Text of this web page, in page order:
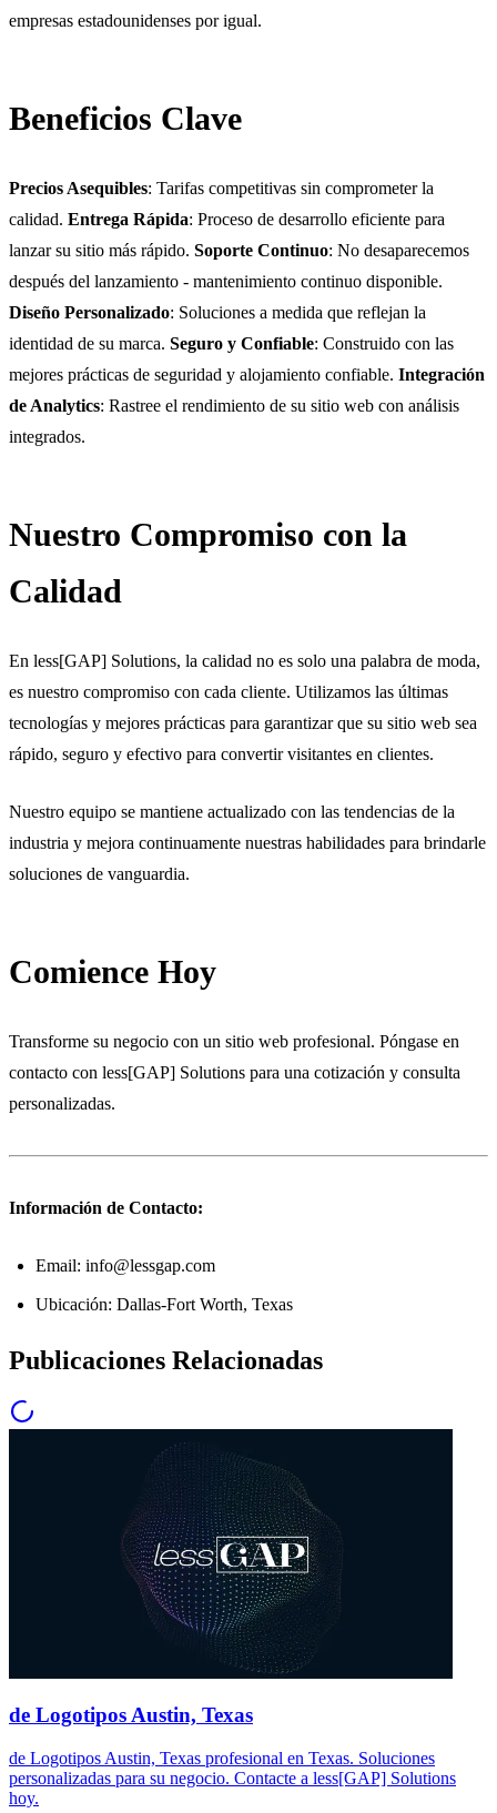
empresas estadounidenses por igual.
Beneficios Clave
Precios Asequibles: Tarifas competitivas sin comprometer la
calidad. Entrega Rápida: Proceso de desarrollo eficiente para
lanzar su sitio más rápido. Soporte Continuo: No desaparecemos
después del lanzamiento - mantenimiento continuo disponible.
Diseño Personalizado: Soluciones a medida que reflejan la
identidad de su marca. Seguro y Confiable: Construido con las
mejores prácticas de seguridad y alojamiento confiable. Integración
de Analytics: Rastree el rendimiento de su sitio web con análisis
integrados.
Nuestro Compromiso con la
Calidad
En less[GAP] Solutions, la calidad no es solo una palabra de moda,
es nuestro compromiso con cada cliente. Utilizamos las últimas
tecnologías y mejores prácticas para garantizar que su sitio web sea
rápido, seguro y efectivo para convertir visitantes en clientes.
Nuestro equipo se mantiene actualizado con las tendencias de la
industria y mejora continuamente nuestras habilidades para brindarle
soluciones de vanguardia.
Comience Hoy
Transforme su negocio con un sitio web profesional. Póngase en
contacto con less[GAP] Solutions para una cotización y consulta
personalizadas.
Información de Contacto:
Email: info@lessgap.com
Ubicación: Dallas-Fort Worth, Texas
Publicaciones Relacionadas
de Logotipos Austin, Texas
de Logotipos Austin, Texas profesional en Texas. Soluciones
personalizadas para su negocio. Contacte a less[GAP] Solutions
hoy.